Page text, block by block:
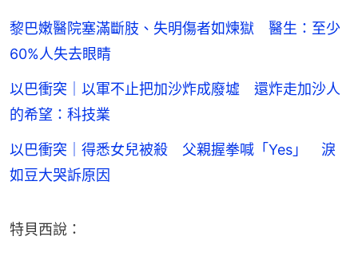
黎巴嫩醫院塞滿斷肢、失明傷者如煉獄 醫生：至少
60%人失去眼睛
以巴衝突｜以軍不止把加沙炸成廢墟 還炸走加沙人
的希望：科技業
以巴衝突｜得悉女兒被殺 父親握拳喊「Yes」 淚
如豆大哭訴原因
特貝西說：